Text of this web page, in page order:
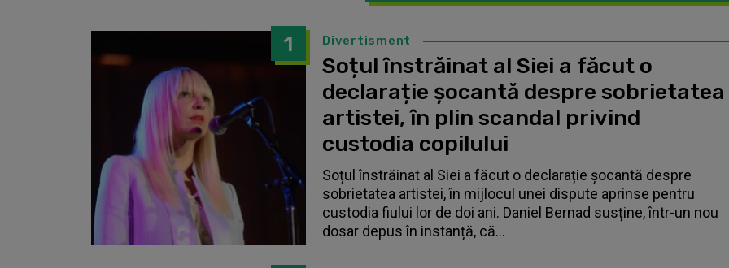
1 Divertisment
Soțul înstrăinat al Siei a făcut o
declarație șocantă despre sobrietatea
artistei, în plin scandal privind
custodia copilului
Soțul înstrăinat al Siei a făcut o declarație șocantă despre
sobrietatea artistei, în mijlocul unei dispute aprinse pentru
custodia fiului lor de doi ani. Daniel Bernad susține, într-un nou
dosar depus în instanță, că...